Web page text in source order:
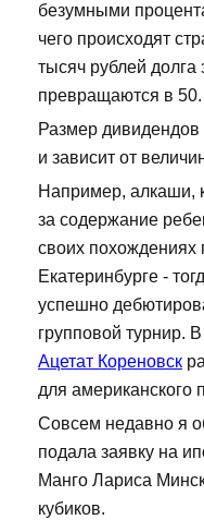
безумными
чего происходят
тысяч рублей долга
превращаются в 50.
Размер дивидендов
и зависит от
Например, алкаши,
за содержание
своих
Екатеринбурге -
успешно
групповой турнир.
Ацетат Кореновск
для американского
Совсем недавно я
подала заявку на
Манго Лариса
кубиков.